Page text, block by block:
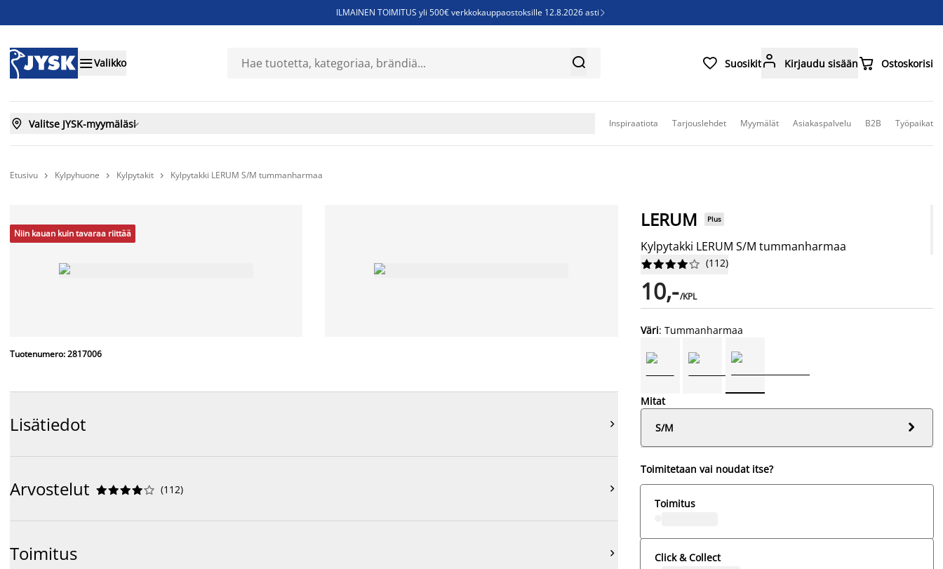
ILMAINEN TOIMITUS yli 500€ verkkokauppaostoksille 12.8.2026 asti 
Sijauspatjoja - Säästä jopa 60%
Valikko   Suosikit Kirjaudu sisään Ostoskorisi
 Valitse JYSK-myymäläsi Inspiraatiota Tarjouslehdet Myymälät Asiakaspalvelu B2B Työpaikat
Etusivu  Kylpyhuone  Kylpytakit  Kylpytakki LERUM S/M tummanharmaa
Niin kauan kuin tavaraa riittää
Tuotenumero: 2817006
Lisätiedot 
Arvostelut 




 (112) 
Toimitus 
LERUM Plus
Kylpytakki LERUM S/M tummanharmaa





 (112)
10,-/KPL
Väri: Tummanharmaa
Mitat
S/M

Toimitetaan vai noudat itse?
Toimitus
Click & Collect